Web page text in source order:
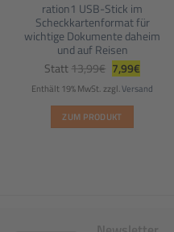
ration1 USB-Stick im
Scheckkartenformat für
wichtige Dokumente daheim
und auf Reisen
Statt 13,99€ Ursprünglicher
Preis
war:
13,99€
7,99€Aktueller
Preis
ist:
7,99€.
Enthält 19% MwSt.zzgl.Versand
ZUM PRODUKT